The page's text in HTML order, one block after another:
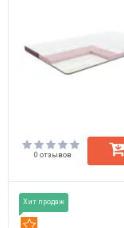
0 отзывов
Хит продаж